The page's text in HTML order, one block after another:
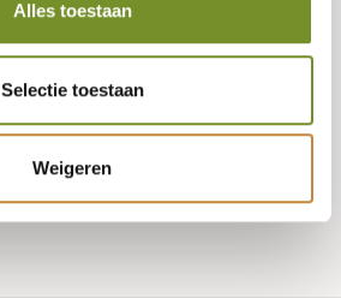
Alles toestaan
Selectie toestaan
Weigeren
Bestellen